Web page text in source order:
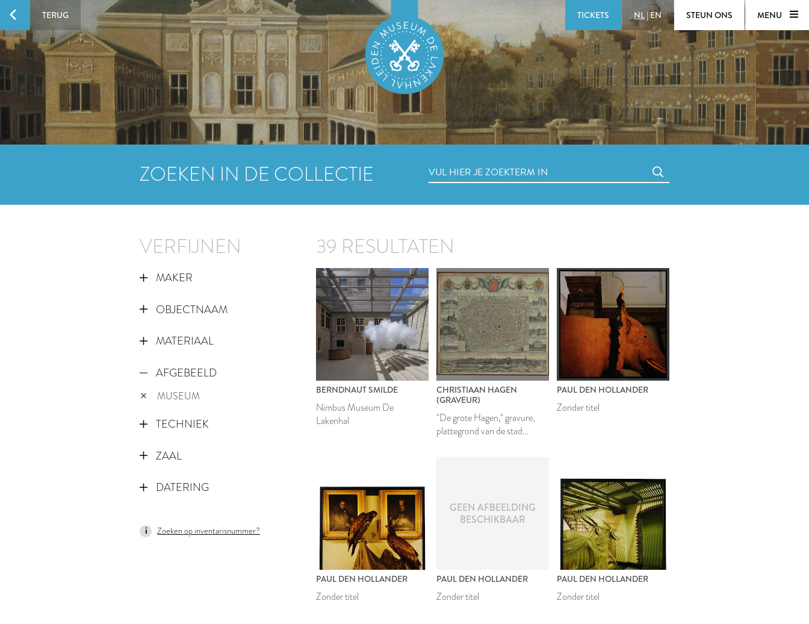
TERUG TICKETS NL| EN STEUN ONS MENU
ZOEKEN IN DE COLLECTIE
VERFIJNEN
MAKER
OBJECTNAAM
MATERIAAL
AFGEBEELD
MUSEUM
TECHNIEK
ZAAL
DATERING
Zoeken op inventarisnummer?
39 RESULTATEN
BERNDNAUT SMILDE
Nimbus Museum De
Lakenhal
CHRISTIAAN HAGEN
(GRAVEUR)
"De grote Hagen," gravure,
plattegrond van de stad
PAUL DEN HOLLANDER
Zonder titel
PAUL DEN HOLLANDER
Zonder titel
GEEN AFBEELDING
BESCHIKBAAR
PAUL DEN HOLLANDER
Zonder titel
PAUL DEN HOLLANDER
Zonder titel